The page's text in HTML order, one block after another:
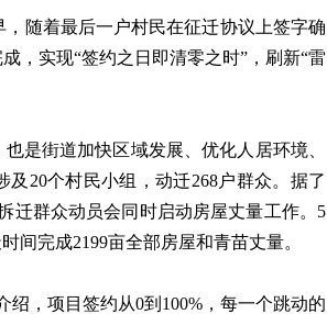
随着最后一户村民在征迁协议上签字确
，实现“签约之日即清零之时”，刷新“雷
街道加快区域发展、优化人居环境、
20个村民小组，动迁268户群众。据了
迁群众动员会同时启动房屋丈量工作。5
间完成2199亩全部房屋和青苗丈量。
，项目签约从0到100%，每一个跳动的